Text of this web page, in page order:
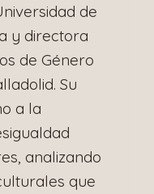
de
y directora
de Género
Su
a la
analizando
que